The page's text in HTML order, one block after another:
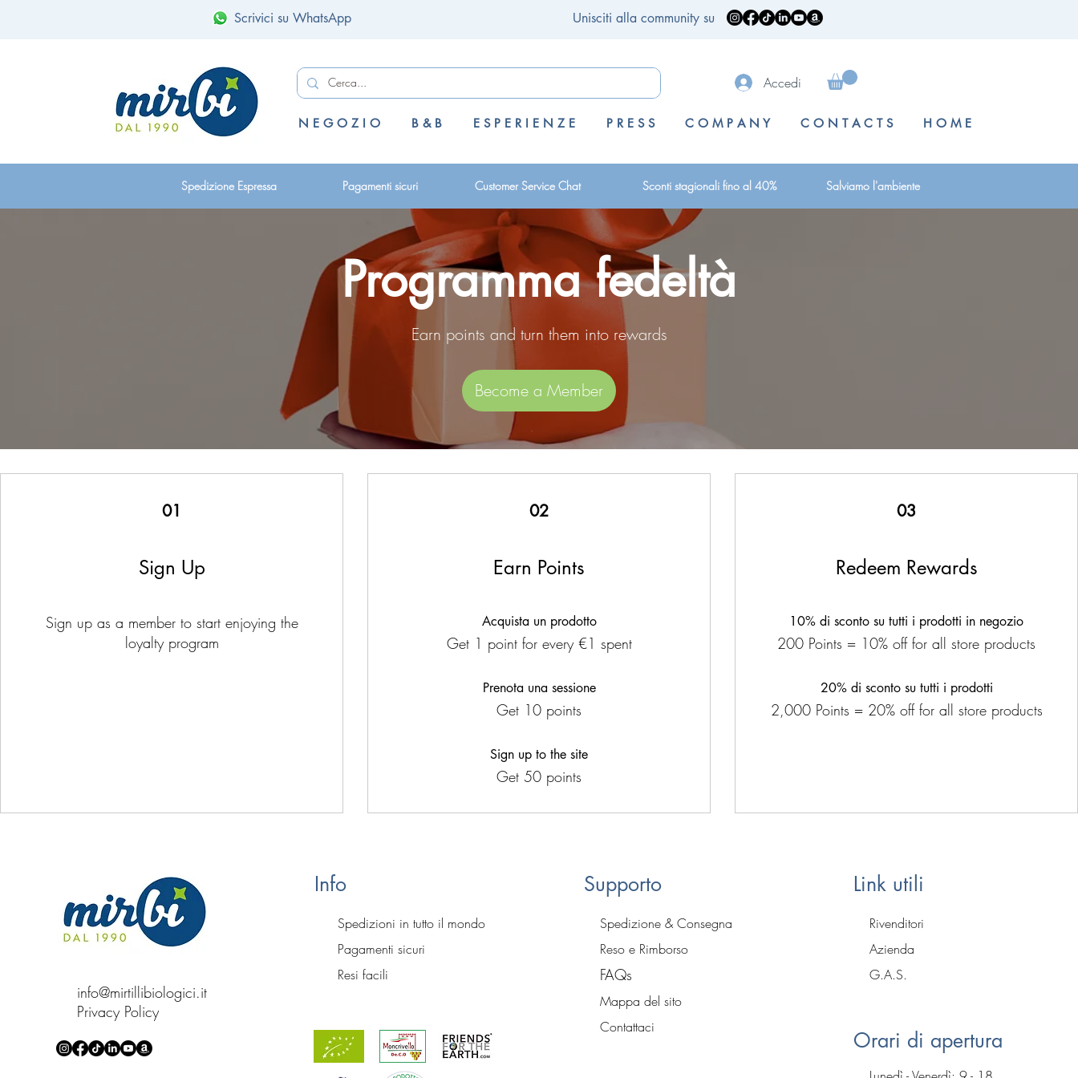
Scrivici su WhatsApp Unisciti alla community su
Accedi
N E G O Z I O B & B E S P E R I E N Z E P R E S S C O M P A N Y C O N T A C T S H O M E
Spedizione Espressa Pagamenti sicuri Customer Service Chat Sconti stagionali fino al 40% Salviamo l'ambiente
Programma fedeltà
Earn points and turn them into rewards
Become a Member
01
Sign Up
Sign up as a member to start enjoying the
loyalty program
02
Earn Points
Acquista un prodotto
Get 1 point for every €1 spent
Prenota una sessione
Get 10 points
Sign up to the site
Get 50 points
03
Redeem Rewards
10% di sconto su tutti i prodotti in negozio
200 Points = 10% off for all store products
20% di sconto su tutti i prodotti
2,000 Points = 20% off for all store products
info@mirtillibiologici.it
Privacy Policy
Info
Spedizioni in tutto il mondo
Pagamenti sicuri
Resi facili
Supporto
Spedizione & Consegna
Reso e Rimborso
FAQs
Mappa del sito
Contattaci
Link utili
Rivenditori
Azienda
G.A.S.
Orari di apertura